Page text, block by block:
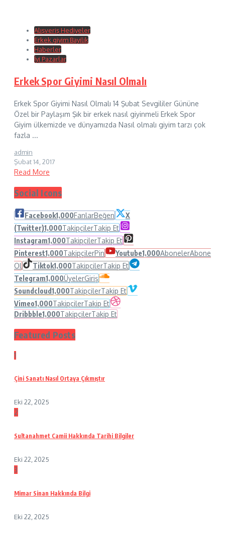
Alışveriş Hediyeler
Erkek giyim Bayilik
Haberler
İyi Pazarlar
Erkek Spor Giyimi Nasıl Olmalı
Erkek Spor Giyimi Nasıl Olmalı 14 Şubat Sevgililer Gününe
Özel bir Paylaşım Şık bir erkek nasıl giyinmeli Erkek Spor
Giyim ülkemizde ve dünyamızda Nasıl olmalı giyim tarzı çok
fazla ...
admin
Şubat 14, 2017
Read More
Social Icons
Facebook1,000FanlarBeğen
X
(Twitter)1,000TakipçilerTakip Et
Instagram1,000TakipçilerTakip Et
Pinterest1,000TakipçilerPin Youtube1,000AbonelerAbone
Ol
Tiktok1,000TakipçilerTakip Et
Telegram1,000ÜyelerGiriş
Soundcloud1,000TakipçilerTakip Et
Vimeo1,000TakipçilerTakip Et
Dribbble1,000TakipçilerTakip Et
Featured Posts
1
Çini Sanatı Nasıl Ortaya Çıkmıştır
Eki 22, 2025
2
Sultanahmet Camii Hakkında Tarihi Bilgiler
Eki 22, 2025
3
Mimar Sinan Hakkında Bilgi
Eki 22, 2025